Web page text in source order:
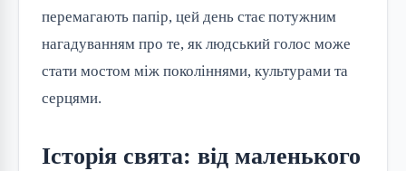
перемагають папір, цей день стає потужним
нагадуванням про те, як людський голос може
стати мостом між поколіннями, культурами та
серцями.
Історія свята: від маленького